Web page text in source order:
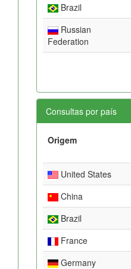
Brazil
Russian
Federation
Consultas por país
Origem
United States
China
Brazil
France
Germany